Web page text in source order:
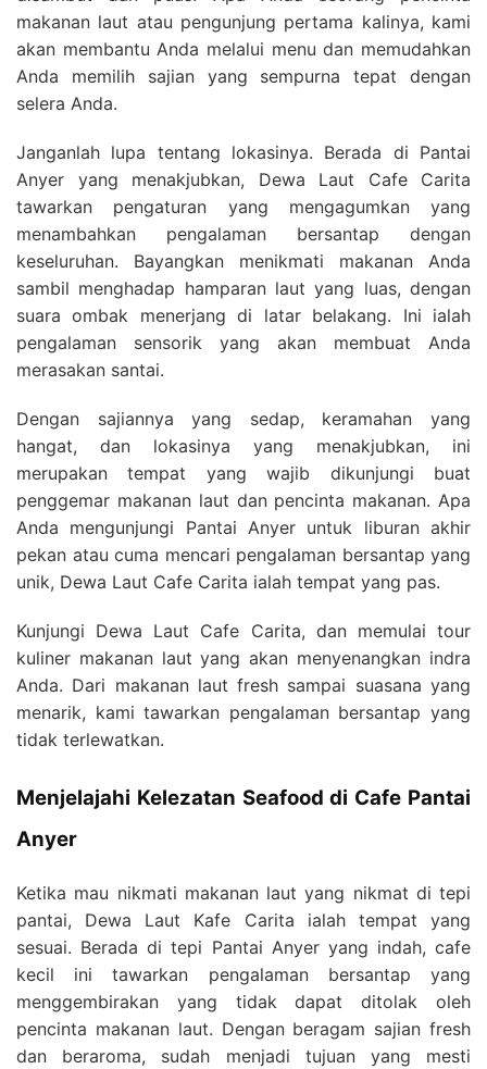
makanan laut atau pengunjung pertama kalinya, kami
akan membantu Anda melalui menu dan memudahkan
Anda memilih sajian yang sempurna tepat dengan
selera Anda.
Janganlah lupa tentang lokasinya. Berada di Pantai
Anyer yang menakjubkan, Dewa Laut Cafe Carita
tawarkan pengaturan yang mengagumkan yang
menambahkan pengalaman bersantap dengan
keseluruhan. Bayangkan menikmati makanan Anda
sambil menghadap hamparan laut yang luas, dengan
suara ombak menerjang di latar belakang. Ini ialah
pengalaman sensorik yang akan membuat Anda
merasakan santai.
Dengan sajiannya yang sedap, keramahan yang
hangat, dan lokasinya yang menakjubkan, ini
merupakan tempat yang wajib dikunjungi buat
penggemar makanan laut dan pencinta makanan. Apa
Anda mengunjungi Pantai Anyer untuk liburan akhir
pekan atau cuma mencari pengalaman bersantap yang
unik, Dewa Laut Cafe Carita ialah tempat yang pas.
Kunjungi Dewa Laut Cafe Carita, dan memulai tour
kuliner makanan laut yang akan menyenangkan indra
Anda. Dari makanan laut fresh sampai suasana yang
menarik, kami tawarkan pengalaman bersantap yang
tidak terlewatkan.
Menjelajahi Kelezatan Seafood di Cafe Pantai
Anyer
Ketika mau nikmati makanan laut yang nikmat di tepi
pantai, Dewa Laut Kafe Carita ialah tempat yang
sesuai. Berada di tepi Pantai Anyer yang indah, cafe
kecil ini tawarkan pengalaman bersantap yang
menggembirakan yang tidak dapat ditolak oleh
pencinta makanan laut. Dengan beragam sajian fresh
dan beraroma, sudah menjadi tujuan yang mesti